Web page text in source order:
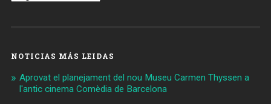
NOTICIAS MÁS LEIDAS
Aprovat el planejament del nou Museu Carmen Thyssen a
l'antic cinema Comèdia de Barcelona